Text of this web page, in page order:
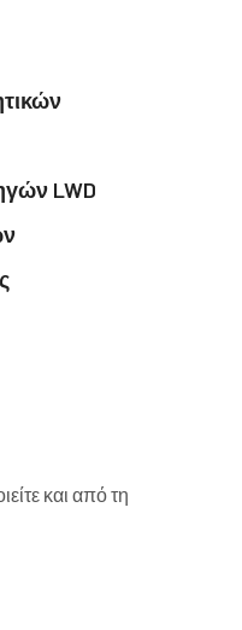
LWD
και από τη